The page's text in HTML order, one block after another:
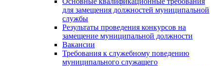
для замещения должностей муниципальной
службы
Результаты проведения конкурсов на
замещение муниципальной должности
Вакансии
Требования к служебному поведению
муниципального служащего